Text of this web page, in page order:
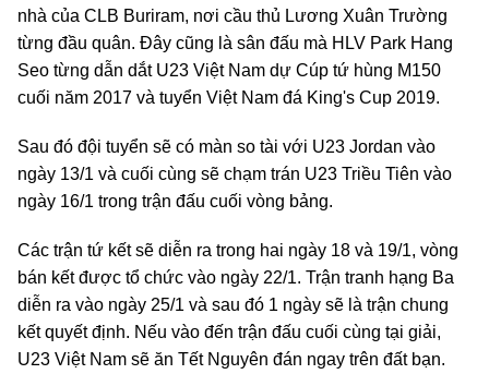
nhà của CLB Buriram, nơi cầu thủ Lương Xuân Trường
từng đầu quân. Đây cũng là sân đấu mà HLV Park Hang
Seo từng dẫn dắt U23 Việt Nam dự Cúp tứ hùng M150
cuối năm 2017 và tuyển Việt Nam đá King's Cup 2019.
Sau đó đội tuyển sẽ có màn so tài với U23 Jordan vào
ngày 13/1 và cuối cùng sẽ chạm trán U23 Triều Tiên vào
ngày 16/1 trong trận đấu cuối vòng bảng.
Các trận tứ kết sẽ diễn ra trong hai ngày 18 và 19/1, vòng
bán kết được tổ chức vào ngày 22/1. Trận tranh hạng Ba
diễn ra vào ngày 25/1 và sau đó 1 ngày sẽ là trận chung
kết quyết định. Nếu vào đến trận đấu cuối cùng tại giải,
U23 Việt Nam sẽ ăn Tết Nguyên đán ngay trên đất bạn.